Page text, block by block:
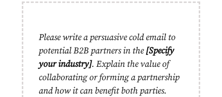
Please write a persuasive cold email to
potential B2B partners in the[Specify
your industry]. Explain the value of
collaborating or forming a partnership
and how it can benefit both parties.